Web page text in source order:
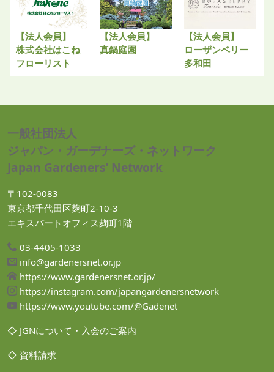
【法人会員】
株式会社はこね
フローリスト
【法人会員】
真鍋庭園
【法人会員】
ローザンベリー
多和田
一般社団法人
ジャパン・ガーデナーズ・ネットワーク
Japan Gardeners’ Network
〒102-0083
東京都千代田区麹町2-10-3
エキスパートオフィス麹町1階
03-4405-1033
info@gardenersnet.or.jp
https://www.gardenersnet.or.jp/
https://instagram.com/japangardenersnetwork
https://www.youtube.com/@Gadenet
◇ JGNについて・入会のご案内
◇ 資料請求